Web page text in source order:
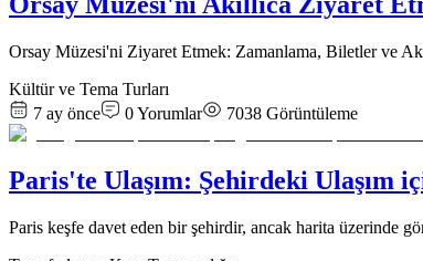
Orsay Müzesi'ni Ziyaret Etmek: Zamanlama, Biletler ve
Kültür ve Tema Turları
7 ay önce
0Yorumlar 7038 Görüntüleme
Paris'te Ulaşım: Şehirdeki Ulaşım
Paris keşfe davet eden bir şehirdir, ancak harita üzerinde